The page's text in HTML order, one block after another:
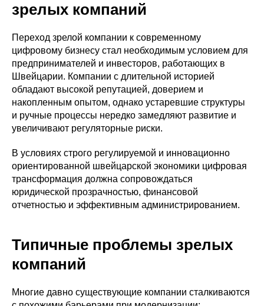
зрелых компаний
Переход зрелой компании к современному
цифровому бизнесу стал необходимым условием для
предпринимателей и инвесторов, работающих в
Швейцарии. Компании с длительной историей
обладают высокой репутацией, доверием и
накопленным опытом, однако устаревшие структуры
и ручные процессы нередко замедляют развитие и
увеличивают регуляторные риски.
В условиях строго регулируемой и инновационно
ориентированной швейцарской экономики цифровая
трансформация должна сопровождаться
юридической прозрачностью, финансовой
отчетностью и эффективным администрированием.
Типичные проблемы зрелых
компаний
Многие давно существующие компании сталкиваются